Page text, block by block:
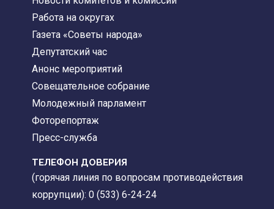
Работа на округах
Газета «Советы народа»
Депутатский час
Анонс мероприятий
Совещательное собрание
Молодежный парламент
Фоторепортаж
Пресс-служба
ТЕЛЕФОН ДОВЕРИЯ
(горячая линия по вопросам противодействия
коррупции): 0 (533) 6-24-24